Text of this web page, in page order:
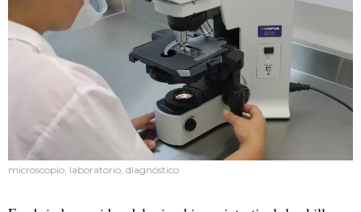
microscopio, laboratorio, diagnóstico